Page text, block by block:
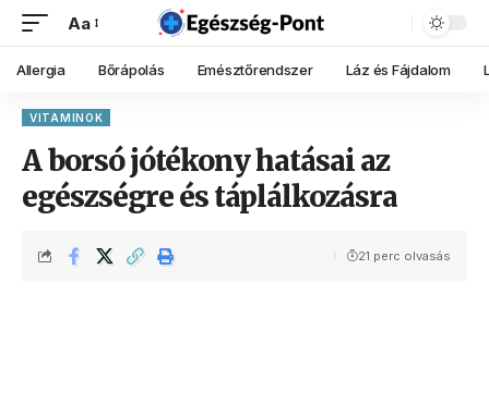
Aa
Allergia Bőrápolás Emésztőrendszer Láz és Fájdalom
VITAMINOK
A borsó jótékony hatásai az
egészségre és táplálkozásra
21 perc olvasás